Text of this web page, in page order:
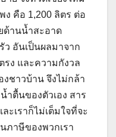
คือ 1,200 ลิตร ต่อ
ด้านน้ำสะอาด
ว อันเป็นผลมาจาก
ง และความกังวล
ชาวบ้าน จึงไม่กล้า
ำตื้นของตัวเอง สาร
ะเราก็ไม่เต็มใจที่จะ
ภาษีของพวกเรา